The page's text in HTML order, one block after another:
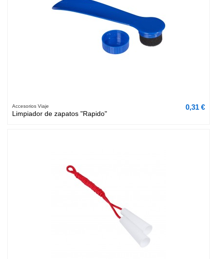
Accesorios Viaje
Limpiador de zapatos "Rapido"
0,31 €